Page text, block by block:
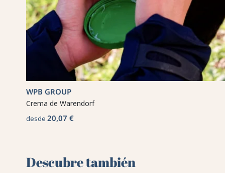
WPB GROUP
Crema de Warendorf
desde20,07 €
Descubre también 🌻